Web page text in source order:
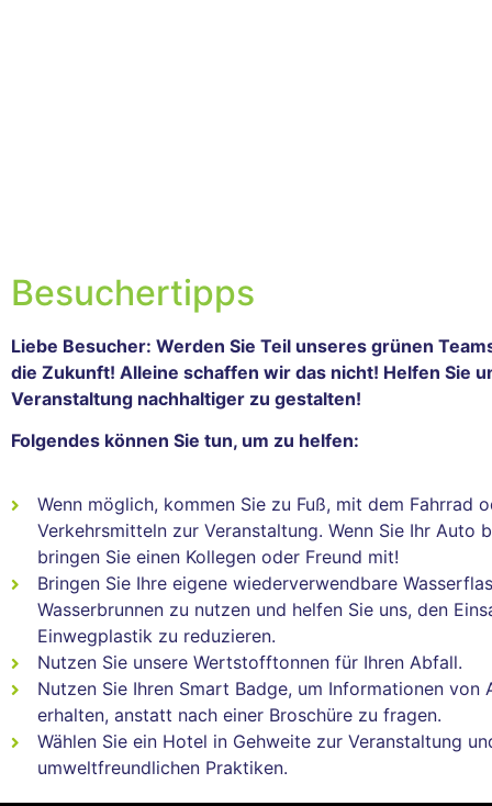
Besuchertipps
Liebe Besucher: Werden Sie Teil unseres grünen
die Zukunft! Alleine schaffen wir das nicht! Helfen Sie
Veranstaltung nachhaltiger zu gestalten!
Folgendes können Sie tun, um zu helfen:
Wenn möglich, kommen Sie zu Fuß, mit dem Fahrrad
Verkehrsmitteln zur Veranstaltung. Wenn Sie Ihr Auto
bringen Sie einen Kollegen oder Freund mit!
Bringen Sie Ihre eigene wiederverwendbare
Wasserbrunnen zu nutzen und helfen Sie uns, den
Einwegplastik zu reduzieren.
Nutzen Sie unsere Wertstofftonnen für Ihren Abfall.
Nutzen Sie Ihren Smart Badge, um Informationen von
erhalten, anstatt nach einer Broschüre zu fragen.
Wählen Sie ein Hotel in Gehweite zur Veranstaltung
umweltfreundlichen Praktiken.